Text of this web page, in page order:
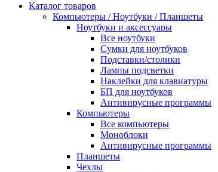
Каталог товаров
Компьютеры / Ноутбуки / Планшеты
Ноутбуки и аксессуары
Все ноутбуки
Сумки для ноутбуков
Подставки/столики
Лампы подсветки
Наклейки для клавиатуры
БП для ноутбуков
Антивирусные программы
Компьютеры
Все компьютеры
Моноблоки
Антивирусные программы
Планшеты
Чехлы